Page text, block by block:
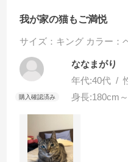
我が家の猫もご満悦
サイズ：キング カラー：
ななまがり
年代:40代
身長:180cm～